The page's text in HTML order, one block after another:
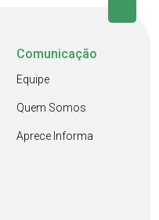
Comunicação
Equipe
Quem Somos
Aprece Informa